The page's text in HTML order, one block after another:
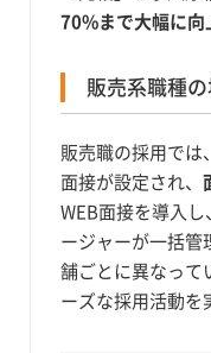
70%まで大幅に向
販売系職種
販売職の採用では
面接が設定され、
WEB面接を導入
ージャーが一括管
舗ごとに異なって
ーズな採用活動を